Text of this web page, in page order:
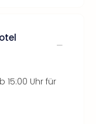
15:00 Uhr für